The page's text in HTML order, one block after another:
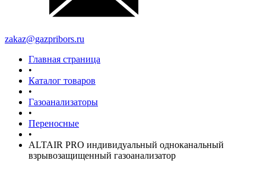
zakaz@gazpribors.ru
Главная страница
•
Каталог товаров
•
Газоанализаторы
•
Переносные
•
ALTAIR PRO индивидуальный одноканальный
взрывозащищенный газоанализатор